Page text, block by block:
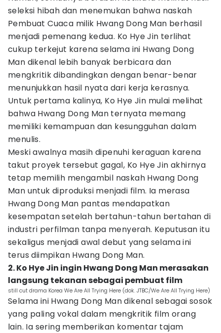
seleksi hibah dan menemukan bahwa naskah
Pembuat Cuaca milik Hwang Dong Man berhasil
menjadi pemenang kedua. Ko Hye Jin terlihat
cukup terkejut karena selama ini Hwang Dong
Man dikenal lebih banyak berbicara dan
mengkritik dibandingkan dengan benar-benar
menunjukkan hasil nyata dari kerja kerasnya.
Untuk pertama kalinya, Ko Hye Jin mulai melihat
bahwa Hwang Dong Man ternyata memang
memiliki kemampuan dan kesungguhan dalam
menulis.
Meski awalnya masih dipenuhi keraguan karena
takut proyek tersebut gagal, Ko Hye Jin akhirnya
tetap memilih mengambil naskah Hwang Dong
Man untuk diproduksi menjadi film. Ia merasa
Hwang Dong Man pantas mendapatkan
kesempatan setelah bertahun-tahun bertahan di
industri perfilman tanpa menyerah. Keputusan itu
sekaligus menjadi awal debut yang selama ini
terus diimpikan Hwang Dong Man.
2. Ko Hye Jin ingin Hwang Dong Man merasakan
langsung tekanan sebagai pembuat film
still cut drama Korea We Are All Trying Here (dok. JTBC/We Are All Trying Here)
Selama ini Hwang Dong Man dikenal sebagai sosok
yang paling vokal dalam mengkritik film orang
lain. Ia sering memberikan komentar tajam